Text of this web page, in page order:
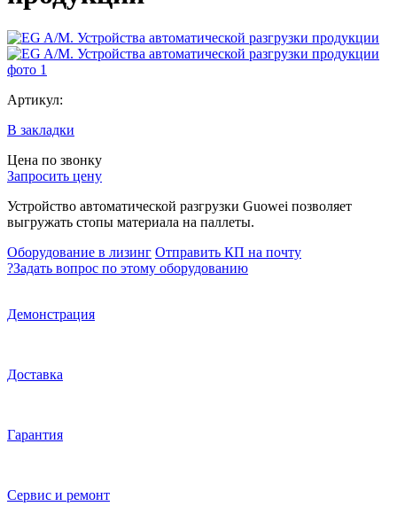
Артикул:
В закладки
Цена по звонку
Запросить цену
Устройство автоматической разгрузки Guowei позволяет
выгружать стопы материала на паллеты.
Оборудование в лизинг Отправить КП на почту
?Задать вопрос по этому оборудованию
Демонстрация
Доставка
Гарантия
Сервис и ремонт